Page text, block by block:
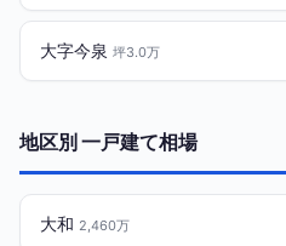
大字今泉 坪3.0万
地区別 一戸建て相場
大和 2,460万